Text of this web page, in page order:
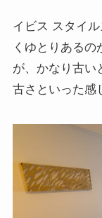
イビス スタイ
くゆとりある
が、かなり古い
古さといった感